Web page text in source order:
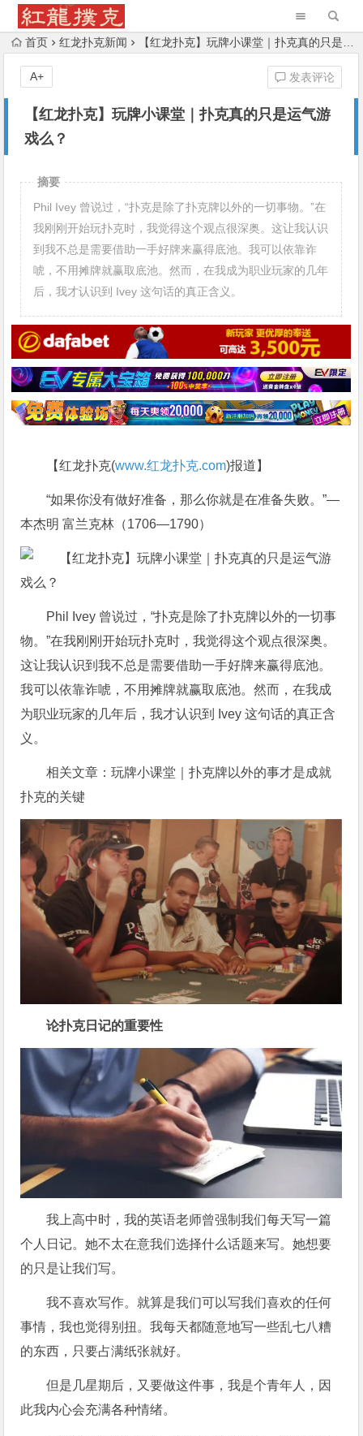
首页 红龙扑克新闻 【红龙扑克】玩牌小课堂｜扑克真的只是运气游戏么？
【红龙扑克】玩牌小课堂｜扑克真的只是运气游
戏么？
发表评论
A+
摘要
Phil Ivey 曾说过，“扑克是除了扑克牌以外的一切事物。”在
我刚刚开始玩扑克时，我觉得这个观点很深奥。这让我认识
到我不总是需要借助一手好牌来赢得底池。我可以依靠诈
唬，不用摊牌就赢取底池。然而，在我成为职业玩家的几年
后，我才认识到 Ivey 这句话的真正含义。
【红龙扑克(www.红龙扑克.com)报道】
“如果你没有做好准备，那么你就是在准备失败。”—
本杰明 富兰克林（1706—1790）
Phil Ivey 曾说过，“扑克是除了扑克牌以外的一切事
物。”在我刚刚开始玩扑克时，我觉得这个观点很深奥。
这让我认识到我不总是需要借助一手好牌来赢得底池。
我可以依靠诈唬，不用摊牌就赢取底池。然而，在我成
为职业玩家的几年后，我才认识到 Ivey 这句话的真正含
义。
相关文章：玩牌小课堂｜扑克牌以外的事才是成就
扑克的关键
论扑克日记的重要性
我上高中时，我的英语老师曾强制我们每天写一篇
个人日记。她不太在意我们选择什么话题来写。她想要
的只是让我们写。
我不喜欢写作。就算是我们可以写我们喜欢的任何
事情，我也觉得别扭。我每天都随意地写一些乱七八糟
的东西，只要占满纸张就好。
但是几星期后，又要做这件事，我是个青年人，因
此我内心会充满各种情绪。